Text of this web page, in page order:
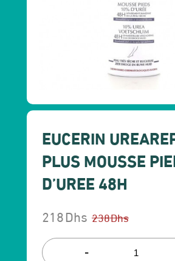
EUCERIN
PLUS MOUSSE
D’UREE 48H
238Dhs
Le
prix
218Dhs
Le
prix
-